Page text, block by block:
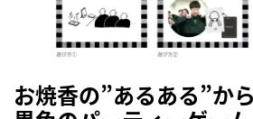
お焼香の”あるある”か